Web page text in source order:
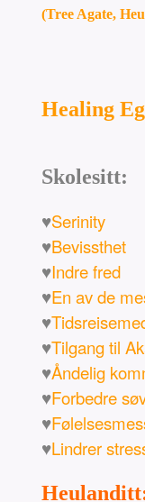
(Tree Agate,
Healing
Skolesitt:
♥Serinity
♥Bevissthet
♥Indre fred
♥En av de
♥
♥Tilgang til
♥Åndelig
♥Forbedre
♥
♥Lindrer